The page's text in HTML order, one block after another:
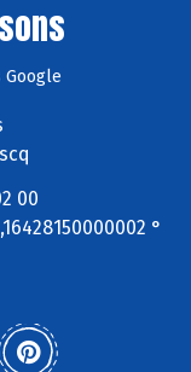
Google
00
°